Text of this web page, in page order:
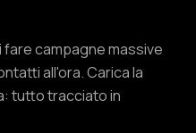
campagne massive
all'ora. Carica la
tutto tracciato in